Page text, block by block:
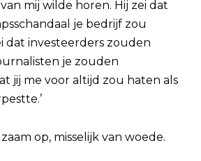
van mij wilde horen. Hij zei dat
je bedrijf zou
dat investeerders zouden
je zouden
jij me voor altijd zou haten als
op, misselijk van woede.